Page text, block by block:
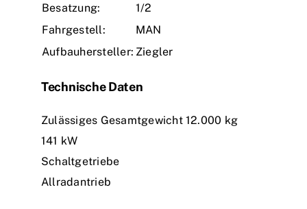
Besatzung:
1/2
Fahrgestell:
MAN
Aufbauhersteller: Ziegler
Technische Daten
Zulässiges Gesamtgewicht 12.000 kg
141 kW
Schaltgetriebe
Allradantrieb